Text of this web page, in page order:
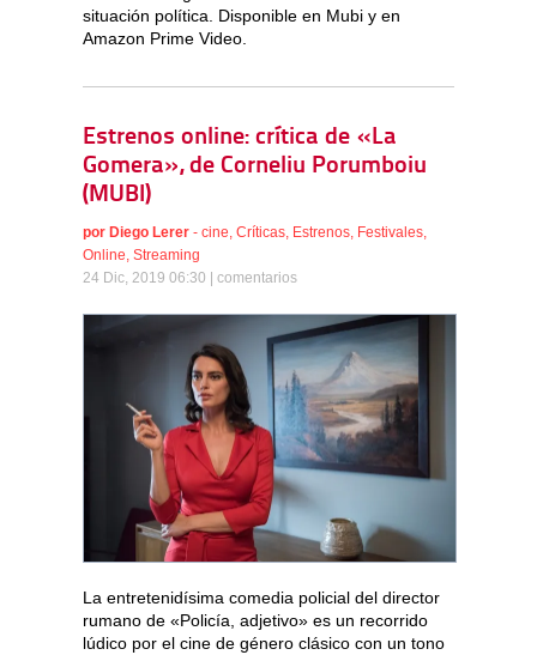
situación política. Disponible en Mubi y en
Amazon Prime Video.
Estrenos online: crítica de «La
Gomera», de Corneliu Porumboiu
(MUBI)
por Diego Lerer - cine Críticas Estrenos Festivales
Online Streaming
24 Dic, 2019 06:30 | comentarios
La entretenidísima comedia policial del director
rumano de «Policía, adjetivo» es un recorrido
lúdico por el cine de género clásico con un tono